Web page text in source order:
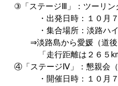
③「ステージⅢ」：ツーリン
・出発日時：１０月７日
・集合場所：淡路ハイ
⇒淡路島から愛媛（道後）
「走行距離は２６５km、
④「ステージⅣ」：懇親会（
・開催日時：１０月７日